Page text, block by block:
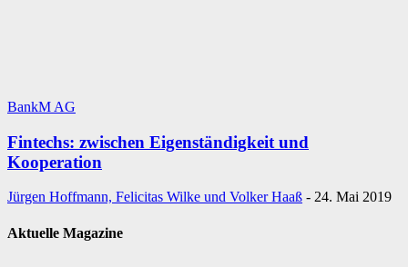
BankM AG
Fintechs: zwischen Eigenständigkeit und
Kooperation
Jürgen Hoffmann, Felicitas Wilke und Volker Haaß - 24. Mai 2019
Aktuelle Magazine